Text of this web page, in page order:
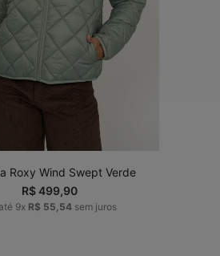
M G GG
CARRINHO
Roxy Wind Swept Verde
R$499,90
9x R$ 55,54sem juros